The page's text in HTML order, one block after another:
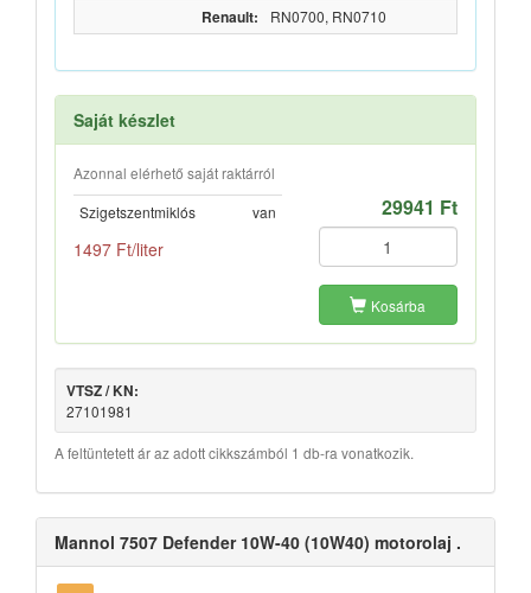
Renault: RN0700, RN0710
Saját készlet
Azonnal elérhető saját raktárról
Szigetszentmiklós
van
1497 Ft/liter
29941 Ft
Kosárba
VTSZ / KN:
27101981
A feltüntetett ár az adott cikkszámból 1 db-ra vonatkozik.
Mannol 7507 Defender 10W-40 (10W40) motorolaj .